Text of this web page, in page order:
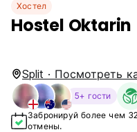
Хостел
Hostel Oktarin
Split · Посмотреть
5+ гости
Забронируй более чем
отмены.